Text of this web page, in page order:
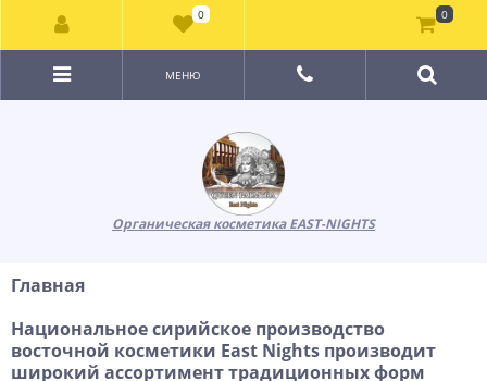
Органическая косметика EAST-NIGHTS
МЕНЮ
Главная
Национальное сирийское производство
восточной косметики East Nights производит
широкий ассортимент традиционных форм
0 0